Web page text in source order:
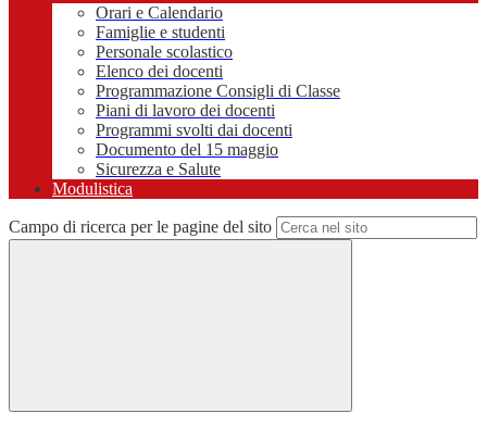
Orari e Calendario
Famiglie e studenti
Personale scolastico
Elenco dei docenti
Programmazione Consigli di Classe
Piani di lavoro dei docenti
Programmi svolti dai docenti
Documento del 15 maggio
Sicurezza e Salute
Modulistica
Campo di ricerca per le pagine del sito